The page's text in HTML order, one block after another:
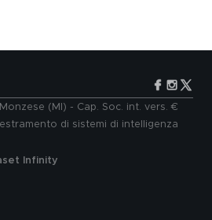
(MI) - Cap. Soc. int. vers. €
di sistemi di intelligenza
Infinity